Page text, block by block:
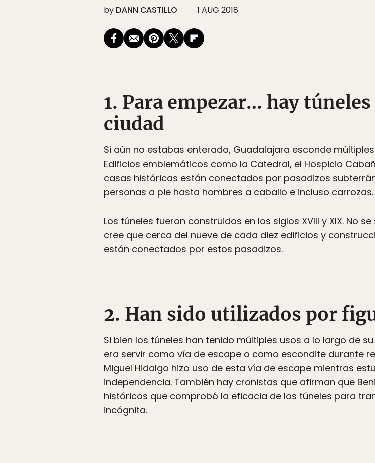
by DANN CASTILLO 1 AUG 2018
1. Para empezar… hay
ciudad
Si aún no estabas enterado, Guadalajara esconde
Edificios emblemáticos como la Catedral, el Hospicio
casas históricas están conectados por pasadizos
personas a pie hasta hombres a caballo e incluso carrozas.
Los túneles fueron construidos en los siglos XVIII y XIX. No
cree que cerca del nueve de cada diez edificios y
están conectados por estos pasadizos.
2. Han sido utilizados por
Si bien los túneles han tenido múltiples usos a lo largo de
era servir como vía de escape o como escondite durante
Miguel Hidalgo hizo uso de esta vía de escape mientras
independencia. También hay cronistas que afirman que
históricos que comprobó la eficacia de los túneles para
incógnita.